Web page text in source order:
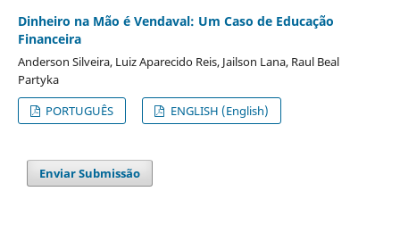
Dinheiro na Mão é Vendaval: Um Caso de Educação
Financeira
Anderson Silveira, Luiz Aparecido Reis, Jailson Lana, Raul Beal
Partyka
PORTUGUÊS
ENGLISH (English)
Enviar Submissão